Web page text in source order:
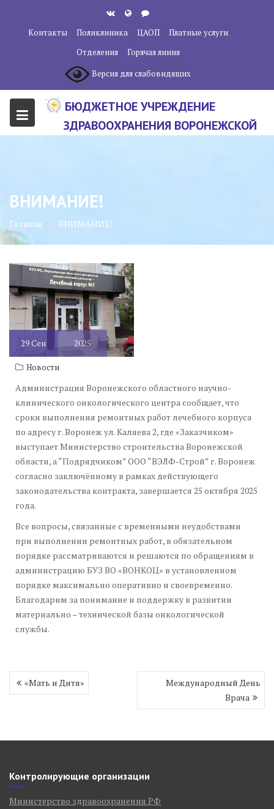
содержанию
Контакты Поликлиника ЦАОП
Платные услуги
Отделения
Горячая линия
Версия для слабовидящих
БЮДЖЕТНОЕ УЧРЕЖДЕНИЕ
ЗДРАВООХРАНЕНИЯ ВОРОНЕЖСКОЙ
ЦЕНТР"
ВНИМАНИЕ!
Главная ВНИМАНИЕ!
29Сен 2025
Новости
Администрация Воронежского областного научно-
клинического онкологического центра сообщает, что
сроки выполнения ремонтных работ лечебного корпуса
по адресу г. Воронеж ул. Каляева 2, где «Заказчиком»
выступает Министерство строительства Воронежской
области, а “Подрядчиком” ООО “ВЭЛФ-Строй” г. Воронеж
согласно заключённому в рамках действующего
законодательства контракта, завершается 25 октября 2025
года.
Все вопросы, связанные с временными неудобствами
при выполнении ремонтных работ, в обязательном
порядке рассматриваются и решаются по обращениям в
администрацию БУЗ ВО «ВОНКОЦ» в установленном
порядке максимально оперативно и своевременно.
Благодарим за понимание и поддержку в развитии
материально – технической базы онкологической
службы.
Навигация
по
«Мать и Дитя»
Международный День
Врача
Контролирующие организации
Министерство здравоохранения РФ